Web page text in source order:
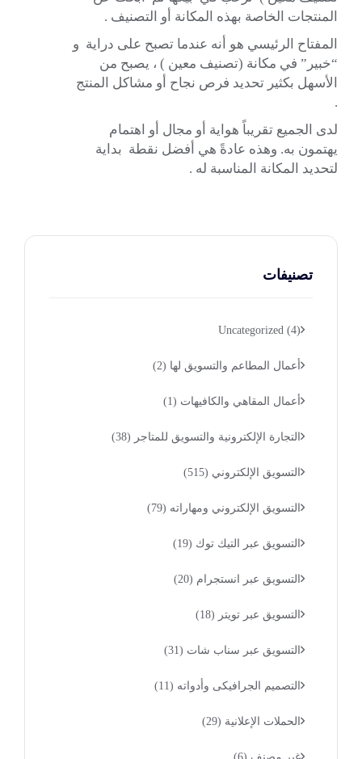
المنتجات الخاصة بهذه المكانة أو التصنيف .
المفتاح الرئيسي هو أنه عندما تصبح على دراية و
“خبير” في مكانة (تصنيف معين ) ، يصبح من
الأسهل بكثير تحديد فرص نجاح أو مشاكل المنتج
.
لدى الجميع تقريباً هواية أو مجال أو اهتمام
يهتمون به. وهذه عادةً هي أفضل نقطة بداية
لتحديد المكانة المناسبة له .
تصنيفات
Uncategorized (4)
أعمال المطاعم والتسويق لها (2)
أعمال المقاهي والكافيهات (1)
التجارة الإلكترونية والتسويق للمتاجر (38)
التسويق الإلكتروني (515)
التسويق الإلكتروني ومهاراته (79)
التسويق عبر التيك توك (19)
التسويق عبر انستجرام (20)
التسويق عبر تويتر (18)
التسويق عبر سناب شات (31)
التصميم الجرافيكى وأدواته (11)
الحملات الإعلانية (29)